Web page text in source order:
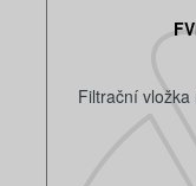
Filtrační